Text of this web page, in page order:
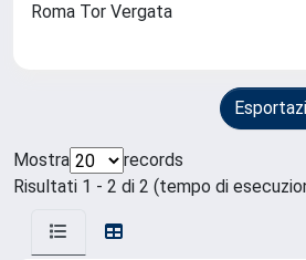
Roma Tor Vergata
Mostra
records
Risultati 1 - 2 di 2 (tempo di